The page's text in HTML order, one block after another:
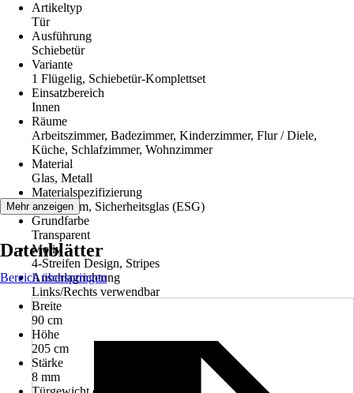
Artikeltyp
Tür
Ausführung
Schiebetür
Variante
1 Flügelig, Schiebetür-Komplettset
Einsatzbereich
Innen
Räume
Arbeitszimmer, Badezimmer, Kinderzimmer, Flur / Diele,
Küche, Schlafzimmer, Wohnzimmer
Material
Glas, Metall
Materialspezifizierung
Aluminium, Sicherheitsglas (ESG)
Grundfarbe
Transparent
Motiv
4-Streifen Design, Stripes
Anschlagrichtung
Links/Rechts verwendbar
Breite
90 cm
Höhe
205 cm
Stärke
8 mm
Mehr anzeigen
Datenblätter
Bereich überspringen